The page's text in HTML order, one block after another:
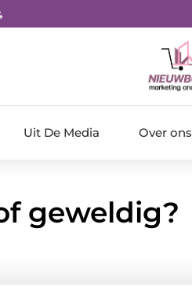
Uit De Media Over ons
geweldig?